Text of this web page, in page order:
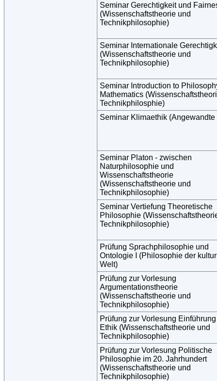
Seminar Gerechtigkeit und
(Wissenschaftstheorie und
Technikphilosophie)
Seminar Internationale
(Wissenschaftstheorie und
Technikphilosophie)
Seminar Introduction to
Mathematics
Technikphilosphie)
Seminar Klimaethik (Angewandte
Seminar Platon - zwischen
Naturphilosophie und
Wissenschaftstheorie
(Wissenschaftstheorie und
Technikphilosophie)
Seminar Vertiefung Theoretische
Philosophie
Technikphilosophie)
Prüfung Sprachphilosophie und
Ontologie I (Philosophie der
Welt)
Prüfung zur Vorlesung
Argumentationstheorie
(Wissenschaftstheorie und
Technikphilosophie)
Prüfung zur Vorlesung
Ethik (Wissenschaftstheorie und
Technikphilosophie)
Prüfung zur Vorlesung Politische
Philosophie im 20. Jahrhundert
(Wissenschaftstheorie und
Technikphilosophie)